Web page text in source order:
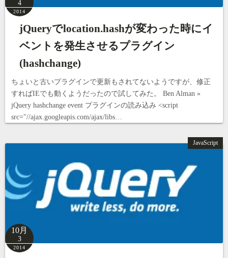
4
2014
jQueryでlocation.hashが変わった時にイ
ベントを発生させるプラグイン
(hashchange)
ちょいと古いプラグインで更新もされてないようですが、修正
すればIEでも動くようだったので試してみた。 Ben Alman »
jQuery hashchange event プラグインの読み込み <script
src="//ajax.googleapis.com/ajax/libs…
JavaScript
10月
3
2014